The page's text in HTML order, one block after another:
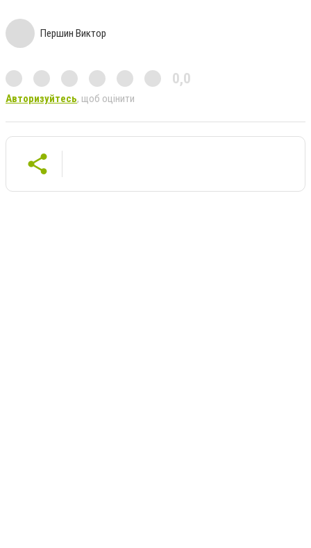
Першин Виктор
0,0
Авторизуйтесь, щоб оцінити